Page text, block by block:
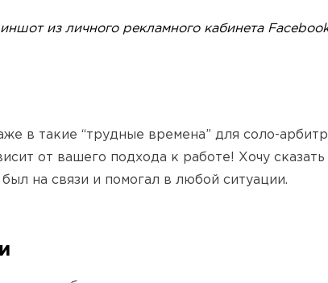
из личного рекламного кабинета
в такие “трудные времена” для соло-
от вашего подхода к работе! Хочу
на связи и помогал в любой ситуации.